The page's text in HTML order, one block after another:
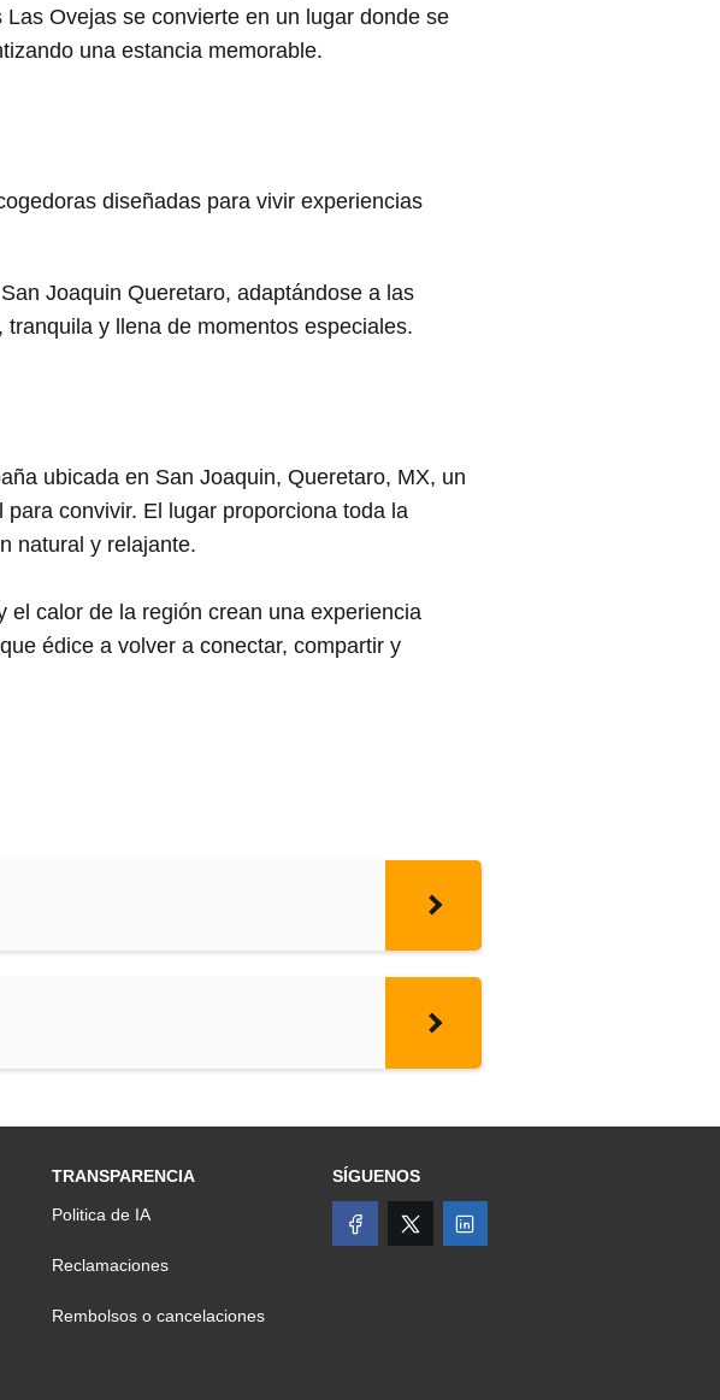
Ovejas se convierte en un lugar donde se
una estancia memorable.
diseñadas para vivir experiencias
Joaquin Queretaro, adaptándose a las
y llena de momentos especiales.
ubicada en San Joaquin, Queretaro, MX, un
convivir. El lugar proporciona toda la
natural y relajante.
calor de la región crean una experiencia
édice a volver a conectar, compartir y
TRANSPARENCIA
Politica de IA
Reclamaciones
Rembolsos o cancelaciones
SÍGUENOS